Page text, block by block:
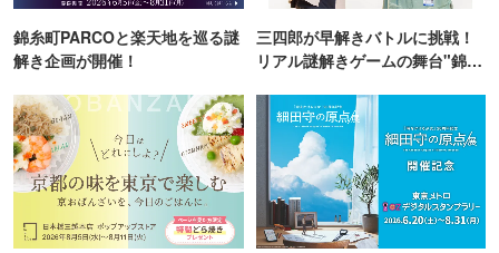
錦糸町PARCOと楽天地を巡る謎
解き企画が開催！
三四郎が早解きバトルに挑戦！
リアル謎解きゲームの舞台"錦糸